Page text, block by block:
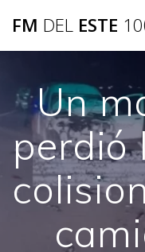
FM DEL ESTE
Un
perdió